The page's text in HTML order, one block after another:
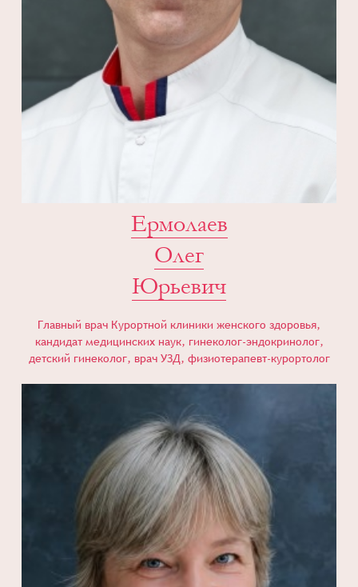
Ермолаев
Олег
Юрьевич
Главный врач Курортной клиники женского здоровья,
кандидат медицинских наук, гинеколог-эндокринолог,
детский гинеколог, врач УЗД, физиотерапевт-курортолог